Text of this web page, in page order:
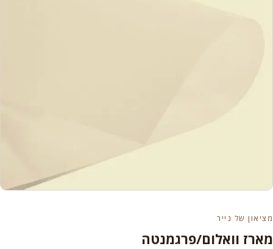
מציאון של נייר
מארז וואלום/פרגמנטה